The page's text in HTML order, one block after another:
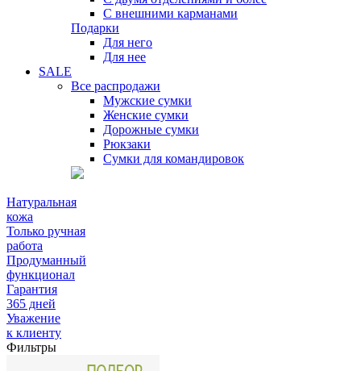
С внешними карманами
Подарки
Для него
Для нее
SALE
Все распродажи
Мужские сумки
Женские сумки
Дорожные сумки
Рюкзаки
Сумки для командировок
Натуральная
кожа
Только ручная
работа
Продуманный
функционал
Гарантия
365 дней
Уважение
к клиенту
Фильтры